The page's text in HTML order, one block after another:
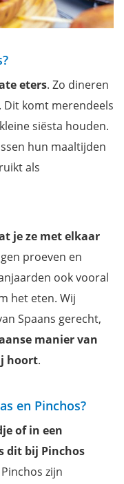
eters. Zo dineren
Dit komt merendeels
siësta houden.
hun maaltijden
als
je ze met elkaar
proeven en
ook vooral
het eten. Wij
Spaans gerecht,
manier van
hoort.
en Pinchos?
of in een
dit bij Pinchos
Pinchos zijn